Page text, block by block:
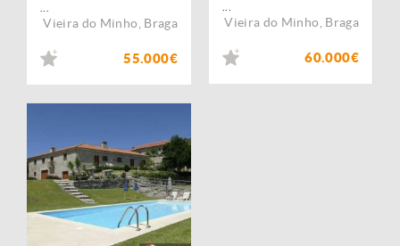
Vieira do Minho Braga
55.000€
Vieira do Minho Braga
60.000€